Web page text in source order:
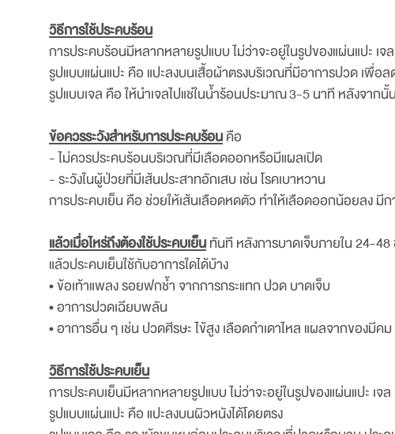
วิธีการใช้ประคบร้อน
การประคบร้อนมีหลากหลายรูปแบบ ไม่ว่าจะอยู่ในรูปของแผ่นแปะ เจล
รูปแบบแผ่นแปะ คือ แปะลงบนเสื้อผ้าตรงบริเวณที่มีอาการปวด เพื่อล
รูปแบบเจล คือ ให้นำเจลไปแช่ในน้ำร้อนประมาณ 3-5 นาที หลังจา
ข้อควรระวังสำหรับการประคบร้อนคือ
- ไม่ควรประคบร้อนบริเวณที่มีเลือดออกหรือมีแผลเปิด
- ระวังในผู้ป่วยที่มีเส้นประสาทอักเสบ เช่น โรคเบาหวาน
การประคบเย็น คือ ช่วยให้เส้นเลือดหดตัว ทำให้เลือดออกน้อยลง
แล้วเมื่อไหร่ถึงต้องใช้ประคบเย็นทันที หลังการบาดเจ็บภายใน 24-48
แล้วประคบเย็นใช้กับอาการใดได้บ้าง
• ข้อเท้าแพลง รอยฟกช้ำ จากการกระแทก ปวด บาดเจ็บ
• อาการปวดเฉียบพลัน
• อาการอื่น ๆ เช่น ปวดศีรษะ ไข้สูง เลือดกำเดาไหล แผลจากของมีค
วิธีการใช้ประคบเย็น
การประคบเย็นมีหลากหลายรูปแบบ ไม่ว่าจะอยู่ในรูปของแผ่นแปะ เจล
รูปแบบแผ่นแปะ คือ แปะลงบนผิวหนังได้โดยตรง